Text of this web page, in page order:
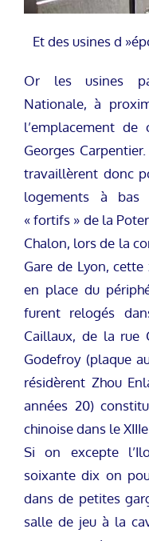
Et des usines d
Or les usines
Nationale, à
l’emplacement
Georges
travaillèrent donc
logements à bas
« fortifs » de la
Chalon, lors de la
Gare de Lyon,
en place du
furent relogés
Caillaux, de la rue
Godefroy (plaque
résidèrent Zhou
années 20)
chinoise dans le XIIIe.
Si on excepte
soixante dix on
dans de petites
salle de jeu à la